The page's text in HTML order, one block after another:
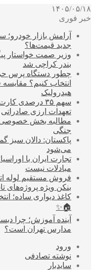
۱۴۰۵/۰۵/۱۸
خبر فوری
آرامش بازار
جدید قیمت‌ها؟
وزیر صمت خواستار
بندر کراچی شد
چطور دستگاه پرس
انتخاب کنیم؟
هیدرولیک
سهم ۳۵ درصدی
تعهدات ارزی صادراتی
مطالبه بخش خصوصی
جنگی
پاکستان: دالان سبز
می‌شود
تجارت ایران با
مبادلات نیست
فروش مستقیم لوله
بنکن ویژه پروژه‌های
کاغذ دیواری ساده؛
🏠✨
آینده آموزش؛ چرا
مدارس تهران است؟
ورود
نوشته تصادفی
سایدبار